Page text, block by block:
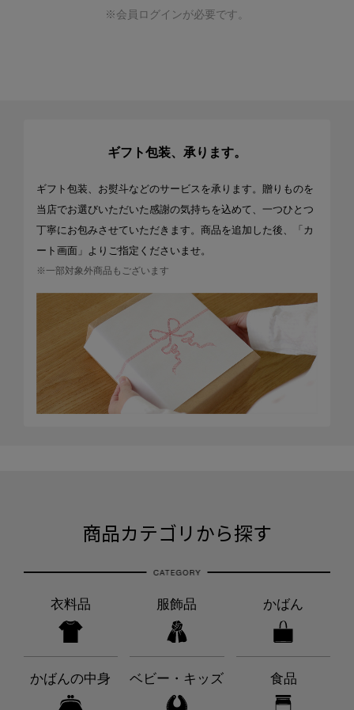
※会員ログインが必要です。
ギフト包装、承ります。
ギフト包装、お熨斗などのサービスを承ります。贈りものを
当店でお選びいただいた感謝の気持ちを込めて、一つひとつ
丁寧にお包みさせていただきます。商品を追加した後、「カ
ート画面」よりご指定くださいませ。
※一部対象外商品もございます
商品カテゴリから探す
衣料品 服飾品 かばん
かばんの中身 ベビー・キッズ 食品